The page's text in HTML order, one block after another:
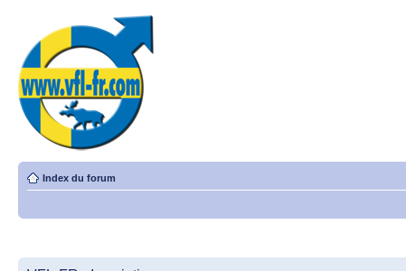
Index du forum